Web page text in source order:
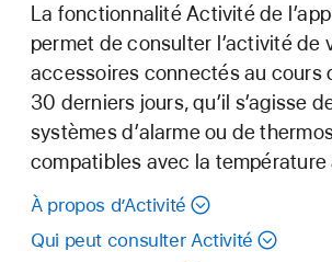
La fonctionnalité Activité de
permet de consulter l’activité de
accessoires connectés au cours
30 derniers jours, qu’il s’agisse
systèmes d’alarme ou de
compatibles avec la
À propos d’Activité
Qui peut consulter Activité